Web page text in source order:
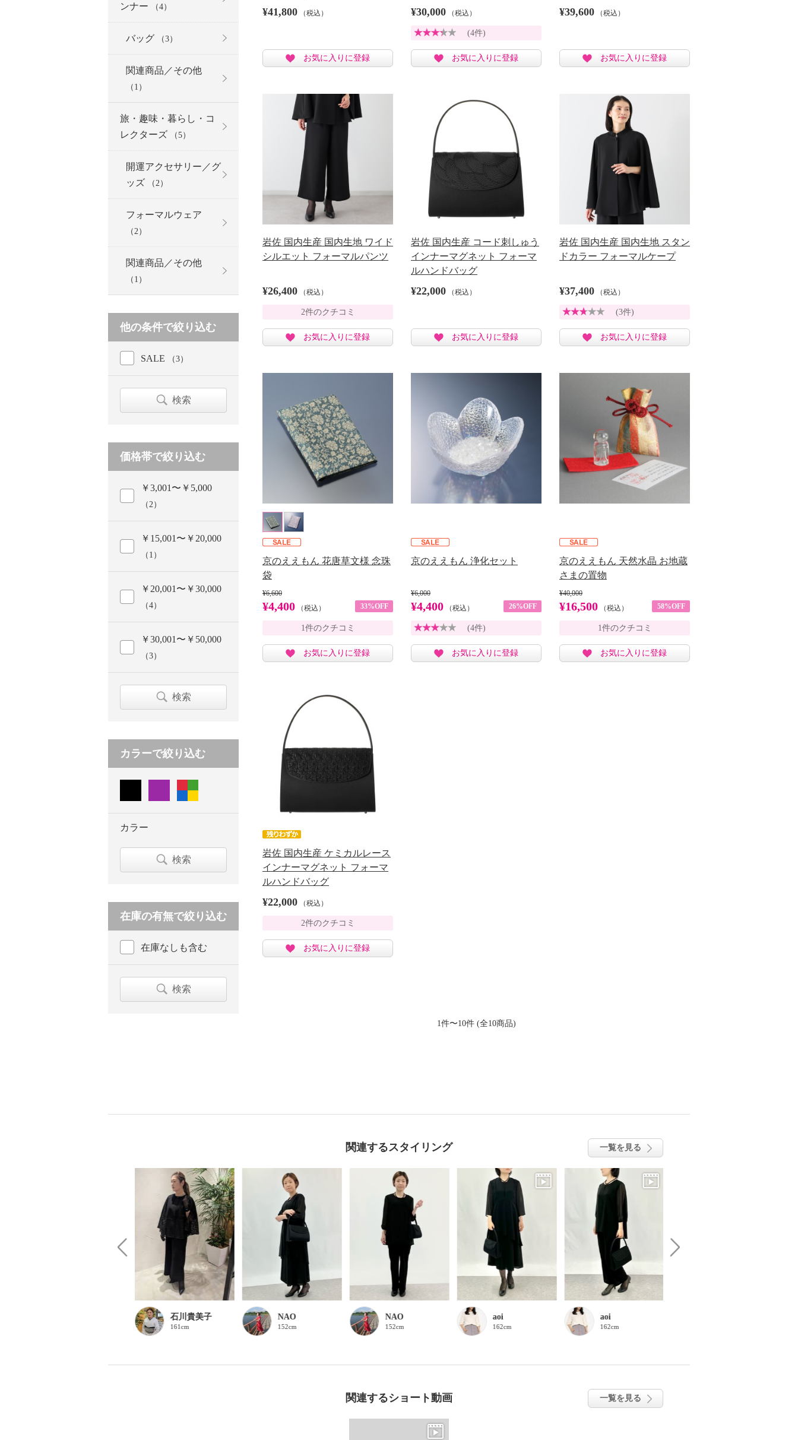
¥41,800 （税込）
お気に入りに登録
¥30,000 （税込）
(4件)
お気に入りに登録
¥39,600 （税込）
お気に入りに登録
岩佐 国内生産 国内生地 ワイド
シルエット フォーマルパンツ
¥26,400 （税込）
2件のクチコミ
お気に入りに登録
岩佐 国内生産 コード刺しゅう
インナーマグネット フォーマ
ルハンドバッグ
¥22,000 （税込）
お気に入りに登録
岩佐 国内生産 国内生地 スタン
ドカラー フォーマルケープ
¥37,400 （税込）
(3件)
お気に入りに登録
京のええもん 花唐草文様 念珠
袋
¥6,600
¥4,400 （税込） 33%OFF
1件のクチコミ
お気に入りに登録
京のええもん 浄化セット
¥6,000
¥4,400 （税込） 26%OFF
(4件)
お気に入りに登録
京のええもん 天然水晶 お地蔵
さまの置物
¥40,000
¥16,500 （税込） 58%OFF
1件のクチコミ
お気に入りに登録
岩佐 国内生産 ケミカルレース
インナーマグネット フォーマ
ルハンドバッグ
¥22,000 （税込）
2件のクチコミ
お気に入りに登録
1件〜10件 (全10商品)
ンナー
（4）
バッグ （3）
関連商品／その他
（1）
旅・趣味・暮らし・コ
レクターズ
（5）
開運アクセサリー／グ
ッズ
（2）
フォーマルウェア
（2）
関連商品／その他
（1）
他の条件で絞り込む
SALE （3）
検索
価格帯で絞り込む
￥3,001〜￥5,000
（2）
￥15,001〜￥20,000
（1）
￥20,001〜￥30,000
（4）
￥30,001〜￥50,000
（3）
検索
カラーで絞り込む
カラー
検索
在庫の有無で絞り込む
在庫なしも含む
検索
関連するスタイリング 一覧を見る
石川貴美子
161cm
NAO
152cm
NAO
152cm
aoi
162cm
aoi
162cm
関連するショート動画 一覧を見る